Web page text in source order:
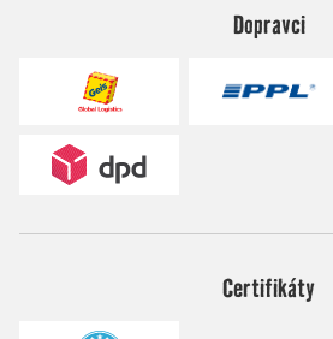
Dopravci
Certifikáty